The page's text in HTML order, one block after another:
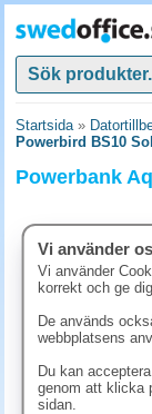
Startsida»
Powerbird BS10
Powerbank
Vi använder
Vi använder
korrekt och ge
De används
webbplatsens
Du kan
genom att klicka
sidan.